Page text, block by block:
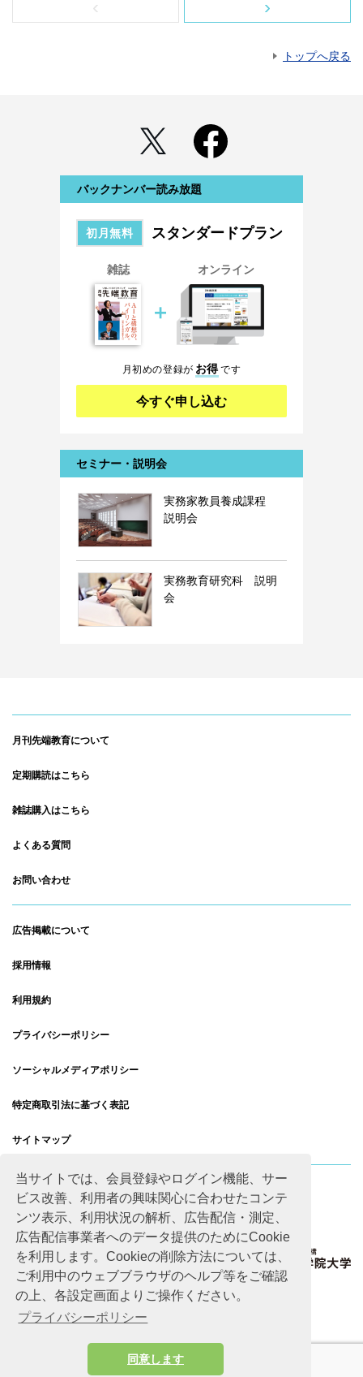
当サイトでは、会員登録やログイン機能、サー
ビス改善、利用者の興味関心に合わせたコンテ
ンツ表示、利用状況の解析、広告配信・測定、
広告配信事業者へのデータ提供のためにCookie
を利用します。Cookieの削除方法については、
ご利用中のウェブブラウザのヘルプ等をご確認
の上、各設定画面よりご操作ください。
プライバシーポリシー
同意します
‹ ›
トップへ戻る
バックナンバー読み放題
初月無料 スタンダードプラン
雑誌
＋
オンライン
月初めの登録が お得です
今すぐ申し込む
セミナー・説明会
実務家教員養成課程
説明会
実務教育研究科 説明
会
月刊先端教育について
定期購読はこちら
雑誌購入はこちら
よくある質問
お問い合わせ
広告掲載について
採用情報
利用規約
プライバシーポリシー
ソーシャルメディアポリシー
特定商取引法に基づく表記
サイトマップ